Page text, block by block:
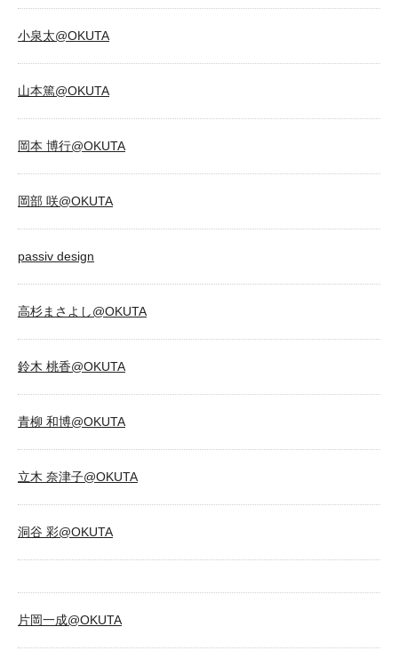
小泉太@OKUTA
山本篤@OKUTA
岡本 博行@OKUTA
岡部 咲@OKUTA
passiv design
高杉まさよし@OKUTA
鈴木 桃香@OKUTA
青柳 和博@OKUTA
立木 奈津子@OKUTA
洞谷 彩@OKUTA
片岡一成@OKUTA